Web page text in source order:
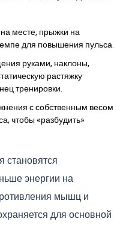
на месте, прыжки на
для повышения пульса.
руками, наклоны,
растяжку
тренировки.
с собственным весом
чтобы «разбудить»
становятся
энергии на
мышц и
для основной